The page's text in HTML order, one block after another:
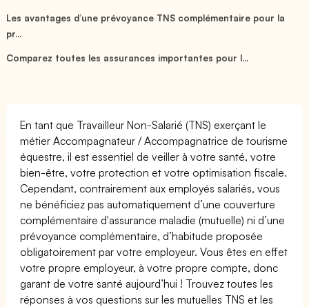
Les avantages d’une prévoyance TNS complémentaire pour la
pr...
Comparez toutes les assurances importantes pour l...
En tant que Travailleur Non-Salarié (TNS) exerçant le
métier Accompagnateur / Accompagnatrice de tourisme
équestre, il est essentiel de veiller à votre santé, votre
bien-être, votre protection et votre optimisation fiscale.
Cependant, contrairement aux employés salariés, vous
ne bénéficiez pas automatiquement d’une couverture
complémentaire d'assurance maladie (mutuelle) ni d’une
prévoyance complémentaire, d’habitude proposée
obligatoirement par votre employeur. Vous êtes en effet
votre propre employeur, à votre propre compte, donc
garant de votre santé aujourd’hui ! Trouvez toutes les
réponses à vos questions sur les mutuelles TNS et les